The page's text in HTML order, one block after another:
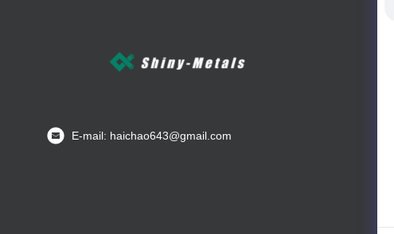
E-mail: haichao643@gmail.com